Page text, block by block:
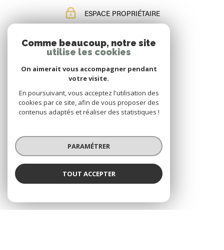
ESPACE PROPRIÉTAIRE
Adhérents
Comme beaucoup, notre site
utilise les cookies
On aimerait vous accompagner pendant
votre visite.
En poursuivant, vous acceptez l'utilisation des
cookies par ce site, afin de vous proposer des
contenus adaptés et réaliser des statistiques !
PARAMÉTRER
TOUT ACCEPTER